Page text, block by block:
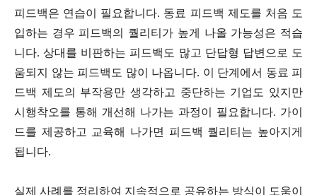
피드백은 연습이 필요합니다. 동료 피드백 제도를 처음 도
입하는 경우 피드백의 퀄리티가 높게 나올 가능성은 적습
니다. 상대를 비판하는 피드백도 많고 단답형 답변으로 도
움되지 않는 피드백도 많이 나옵니다. 이 단계에서 동료 피
드백 제도의 부작용만 생각하고 중단하는 기업도 있지만
시행착오를 통해 개선해 나가는 과정이 필요합니다. 가이
드를 제공하고 교육해 나가면 피드백 퀄리티는 높아지게
됩니다.
실제 사례를 정리하여 지속적으로 공유하는 방식이 도움이